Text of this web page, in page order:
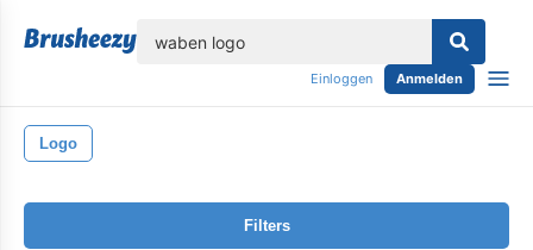
Einloggen Anmelden
Logo
Filters